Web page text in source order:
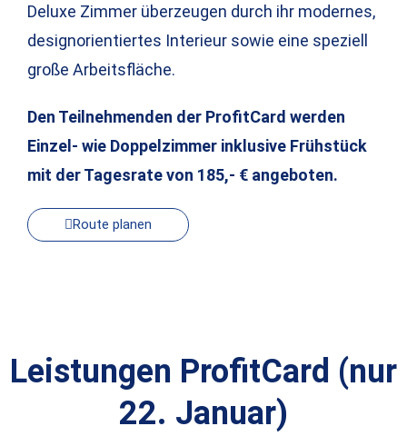
Deluxe Zimmer überzeugen durch ihr modernes,
designorientiertes Interieur sowie eine speziell
große Arbeitsfläche.
Den Teilnehmenden der ProfitCard werden
Einzel- wie Doppelzimmer inklusive Frühstück
mit der Tagesrate von 185,- € angeboten.
Route planen
Leistungen ProfitCard (nur
22. Januar)